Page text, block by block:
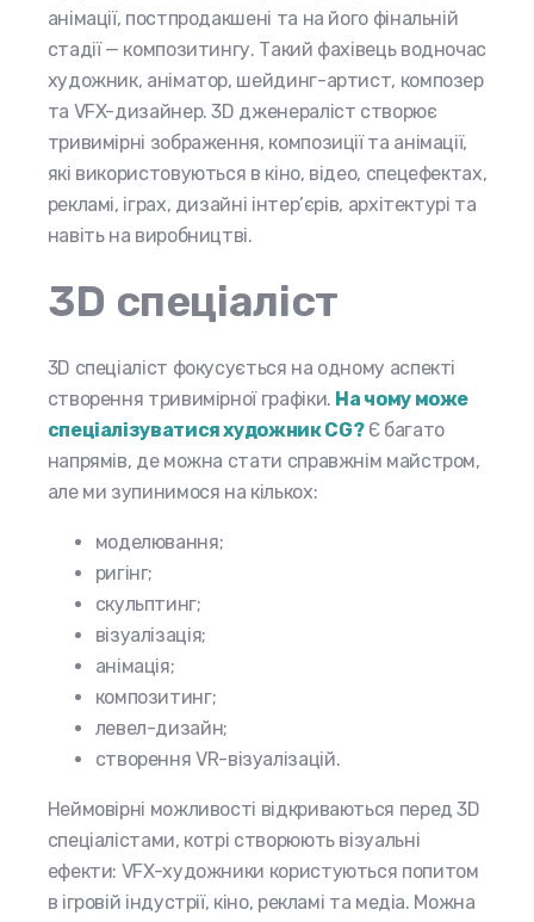
анімації, постпродакшені та на його фінальній
стадії — композитингу. Такий фахівець водночас
художник, аніматор, шейдинг-артист, композер
та VFX-дизайнер. 3D дженераліст створює
тривимірні зображення, композиції та анімації,
які використовуються в кіно, відео, спецефектах,
рекламі, іграх, дизайні інтер’єрів, архітектурі та
навіть на виробництві.
3D спеціаліст
3D спеціаліст фокусується на одному аспекті
створення тривимірної графіки. На чому може
спеціалізуватися художник CG?Є багато
напрямів, де можна стати справжнім майстром,
але ми зупинимося на кількох:
моделювання;
ригінг;
скульптинг;
візуалізація;
анімація;
композитинг;
левел-дизайн;
створення VR-візуалізацій.
Неймовірні можливості відкриваються перед 3D
спеціалістами, котрі створюють візуальні
ефекти: VFX-художники користуються попитом
в ігровій індустрії, кіно, рекламі та медіа. Можна